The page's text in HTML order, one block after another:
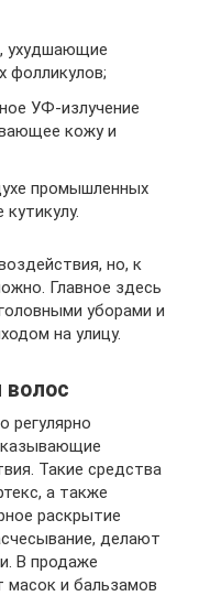
ухудшающие
фолликулов;
УФ-излучение
кожу и
промышленных
но, к
Главное здесь
уборами и
на улицу.
волос
регулярно
Такие средства
а также
раскрытие
делают
В продаже
масок и бальзамов